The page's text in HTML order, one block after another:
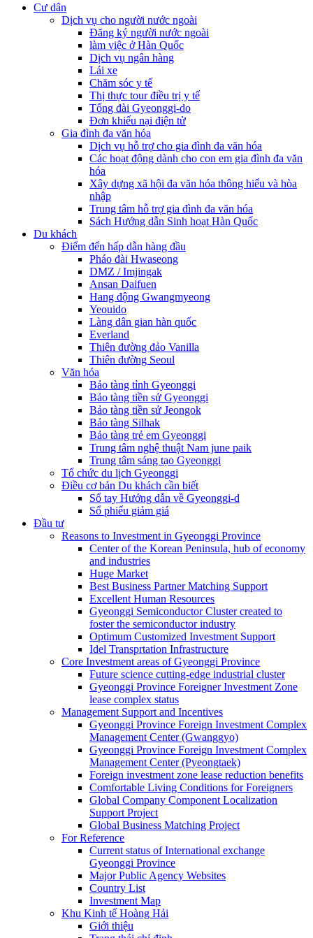
Cư dân
Dịch vụ cho người nước ngoài
Đăng ký người nước ngoài
làm việc ở Hàn Quốc
Dịch vụ ngân hàng
Lái xe
Chăm sóc y tế
Thị thực tour điều trị y tế
Tổng đài Gyeonggi-do
Đơn khiếu nại điện tử
Gia đình đa văn hóa
Dịch vụ hỗ trợ cho gia đình đa văn hóa
Các hoạt động dành cho con em gia đình đa văn
hóa
Xây dựng xã hội đa văn hóa thông hiểu và hòa
nhập
Trung tâm hỗ trợ gia đình đa văn hóa
Sách Hướng dẫn Sinh hoạt Hàn Quốc
Du khách
Điểm đến hấp dẫn hàng đầu
Pháo đài Hwaseong
DMZ / Imjingak
Ansan Daifuen
Hang động Gwangmyeong
Yeouido
Làng dân gian hàn quốc
Everland
Thiên đường đảo Vanilla
Thiên đường Seoul
Văn hóa
Bảo tàng tỉnh Gyeonggi
Bảo tàng tiền sử Gyeonggi
Bảo tàng tiền sử Jeongok
Bảo tàng Silhak
Bảo tàng trẻ em Gyeonggi
Trung tâm nghệ thuật Nam june paik
Trung tâm sáng tạo Gyeonggi
Tổ chức du lịch Gyeonggi
Điều cơ bản Du khách cần biết
Sổ tay Hướng dẫn về Gyeonggi-d
Sổ phiếu giảm giá
Đầu tư
Reasons to Investment in Gyeonggi Province
Center of the Korean Peninsula, hub of economy
and industries
Huge Market
Best Business Partner Matching Support
Excellent Human Resources
Gyeonggi Semiconductor Cluster created to
foster the semiconductor industry
Optimum Customized Investment Support
Idel Transprtation Infrastructure
Core Investment areas of Gyeonggi Province
Future science cutting-edge industrial cluster
Gyeonggi Province Foreigner Investment Zone
lease complex status
Management Support and Incentives
Gyeonggi Province Foreign Investment Complex
Management Center (Gwanggyo)
Gyeonggi Province Foreign Investment Complex
Management Center (Pyeongtaek)
Foreign investment zone lease reduction benefits
Comfortable Living Conditions for Foreigners
Global Company Component Localization
Support Project
Global Business Matching Project
For Reference
Current status of International exchange
Gyeonggi Province
Major Public Agency Websites
Country List
Investment Map
Khu Kinh tế Hoàng Hải
Giới thiệu